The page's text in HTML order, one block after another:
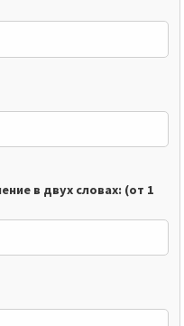
в двух словах: (от 1